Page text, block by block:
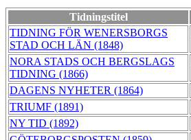
Tidningstitel
TIDNING FÖR WENERSBORGS
STAD OCH LÄN (1848)
NORA STADS OCH BERGSLAGS
TIDNING (1866)
DAGENS NYHETER (1864)
TRIUMF (1891)
NY TID (1892)